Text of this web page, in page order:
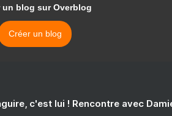
un blog sur Overblog
Créer un blog
c'est lui ! Rencontre avec